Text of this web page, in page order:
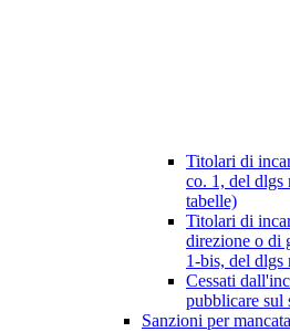
Titolari di
co. 1, del dlgs
tabelle)
Titolari di
direzione o di
1-bis, del dlgs
Cessati
pubblicare sul
Sanzioni per